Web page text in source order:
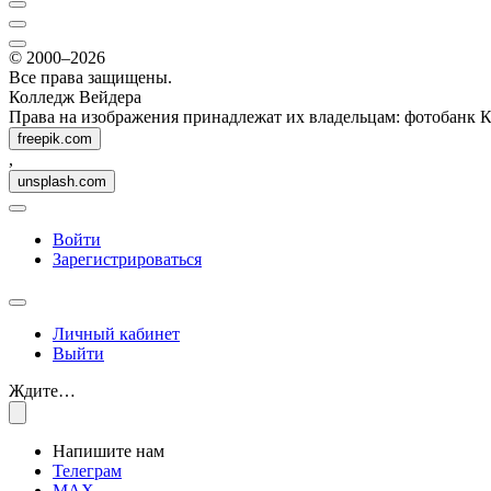
© 2000–2026
Все права защищены.
Колледж Вейдера
Права на изображения принадлежат их владельцам: фотобанк
freepik.com
,
unsplash.com
Войти
Зарегистрироваться
Личный кабинет
Выйти
Ждите…
Напишите нам
Телеграм